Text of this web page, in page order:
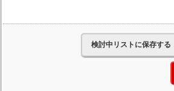
検討中リストに保存する